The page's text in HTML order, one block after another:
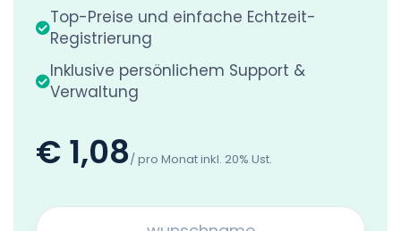
Top-Preise und einfache Echtzeit-
Registrierung
Inklusive persönlichem Support &
Verwaltung
€ 1,08/ pro Monat inkl. 20% Ust.